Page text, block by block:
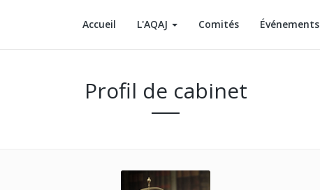
Accueil L'AQAJ Comités Événements
Profil de cabinet